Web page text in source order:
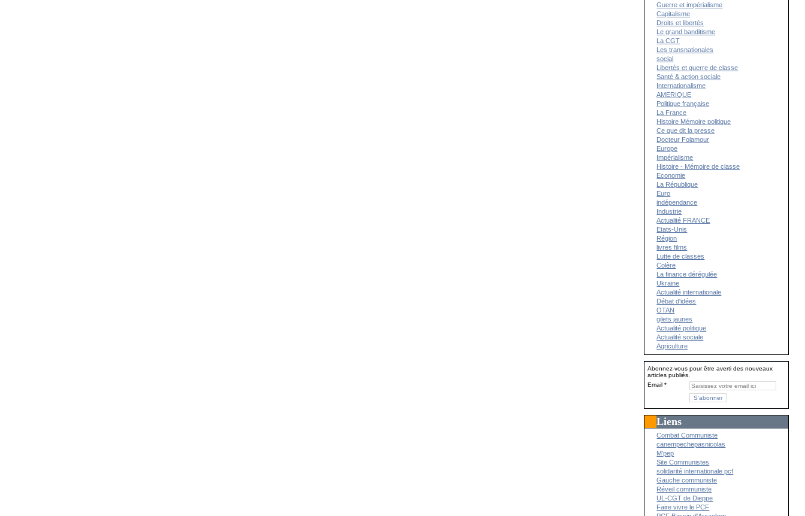
Guerre et impérialisme
Capitalisme
Droits et libertés
Le grand banditisme
La CGT
Les transnationales
social
Libertés et guerre de classe
Santé & action sociale
Internationalisme
AMERIQUE
Politique française
La France
Histoire Mémoire politique
Ce que dit la presse
Docteur Folamour
Europe
Impérialisme
Histoire - Mémoire de classe
Economie
La République
Euro
indépendance
Industrie
Actualité FRANCE
Etats-Unis
Région
livres films
Lutte de classes
Colère
La finance dérégulée
Ukraine
Actualité internationale
Débat d'idées
OTAN
gilets jaunes
Actualité politique
Actualité sociale
Agriculture
Abonnez-vous pour être averti des nouveaux
articles publiés.
Email
Liens
Combat Communiste
canempechepasnicolas
M'pep
Site Communistes
solidarité internationale pcf
Gauche communiste
Réveil communiste
UL-CGT de Dieppe
Faire vivre le PCF